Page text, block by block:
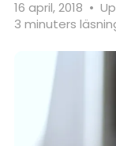
16 april, 2018 •
3 minuters